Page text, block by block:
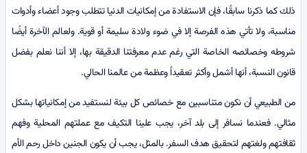
ذلك كما ذكرنا سابقًا، فإن الاستفادة من إمكانيات الدنيا تتطلب وجود أعضاء وأدوات
مناسبة، ولا تأتي هذه الفرصة إلا في ضوء ولادة سليمة أو قوية. ولعالم الآخرة أيضًا
شروطه وخصائصه الخاصة التي رغم عدم معرفتنا الدقيقة بها، إلا أننا نعلم بفضل
قانون النسبة، أنها أشمل وأكثر تعقيداً وعظمة من عالمنا الحالي.
من الطبيعي أن نكون متناسبين مع خصائص كل بيئة لنستفيد من إمكانياتها بشكل
مثالي. فعندما نسافر إلى بلد آخر، يجب علينا التكيف مع عملتهم المحلية وفهم
ثقافتهم ولغتهم لتحقيق هدف السفر. بالمثل، يجب أن يكون الجنين داخل رحم الأم